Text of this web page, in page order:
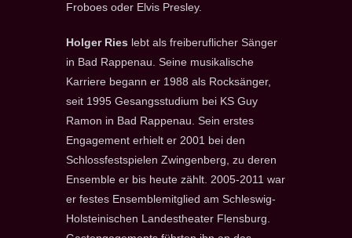
Froboes oder Elvis Presley.
Holger Ries lebt als freiberuflicher Sänger
in Bad Rappenau. Seine musikalische
Karriere begann er 1988 als Rocksänger,
seit 1995 Gesangsstudium bei KS Guy
Ramon in Bad Rappenau. Sein erstes
Engagement erhielt er 2001 bei den
Schlossfestspielen Zwingenberg, zu deren
Ensemble er bis heute zählt. 2005-2011 war
er festes Ensemblemitglied am Schleswig-
Holsteinischen Landestheater Flensburg.